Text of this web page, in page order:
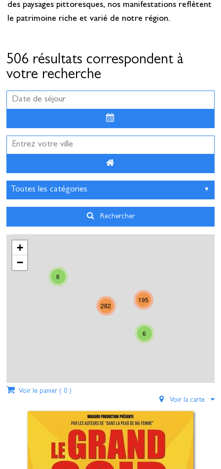
des paysages pittoresques, nos manifestations reflètent
le patrimoine riche et varié de notre région.
506 résultats correspondent à
votre recherche
Août
Lun Mar Mer Jeu Ven Sam Dim
27 28 29 30 31 1 2
3 4 5 6 7 8 9
10 11 12
19
31
Aujourd'hui
Rechercher
6
195
282
6
+
−
Voir le panier ( 0)
Voir la carte